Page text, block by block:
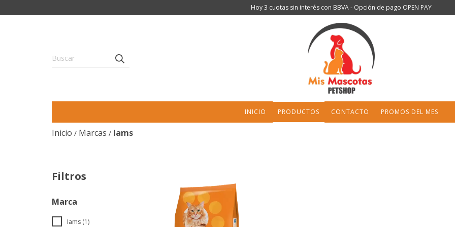
Hoy 3 cuotas sin interés con BBVA - Opción de pago OPEN PAY
INICIO PRODUCTOS CONTACTO PROMOS DEL MES
Inicio / Marcas / Iams
Filtros
Marca
Iams (1)